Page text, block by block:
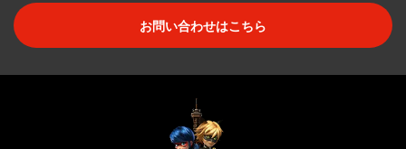
お問い合わせはこちら